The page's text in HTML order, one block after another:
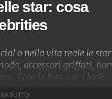
star: cosa
o nella vita reale le star
accessori griffati,
Ecco le foto con i look
TUTTO